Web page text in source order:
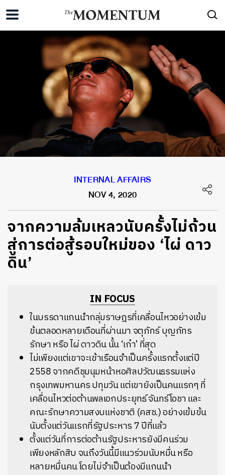
INTERNAL AFFAIRS
NOV 4, 2020
จากความล้มเหลวนับครั้งไม่ถ้วน
สู่การต่อสู้รอบใหม่ของ ‘ไผ่ ดาว
ดิน’
IN FOCUS
ในบรรดาแกนนำกลุ่มราษฎรที่เคลื่อนไหวอย่างเข้ม
ข้นตลอดหลายเดือนที่ผ่านมา จตุภัทร์ บุญภัทร
รักษา หรือ ไผ่ ดาวดิน นั้น ‘เก๋า’ ที่สุด
ไม่เพียงแต่เขาจะเข้าเรือนจำเป็นครั้งแรกตั้งแต่ปี
2558 จากคดีชุมนุมหน้าหอศิลปวัฒนธรรมแห่ง
กรุงเทพมหานคร ปทุมวัน แต่เขายังเป็นคนแรกๆ ที่
เคลื่อนไหวต่อต้านพลเอกประยุทธ์ จันทร์โอชา และ
คณะรักษาความสงบแห่งชาติ (คสช.) อย่างเข้มข้น
นับตั้งแต่วันแรกที่รัฐประหาร 7 ปีที่แล้ว
ตั้งแต่วันที่การต่อต้านรัฐประหารยังมีคนร่วม
เพียงหลักสิบ จนถึงวันนี้มีแนวร่วมนับหมื่น หรือ
หลายหมื่นคน โดยไม่จำเป็นต้องมีแกนนำ